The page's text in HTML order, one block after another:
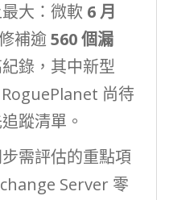
大：微軟 6 月
補逾 560 個漏
錄，其中新型
尚待
蹤清單。
需評估的重點項
Server 零